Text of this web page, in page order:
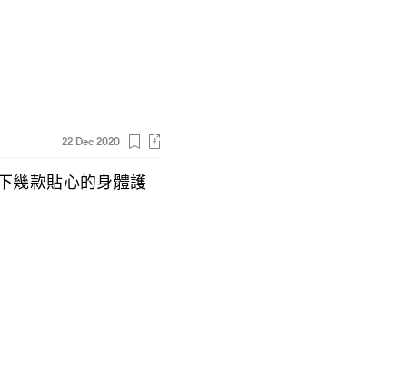
22 Dec 2020
幾款貼心的身體護